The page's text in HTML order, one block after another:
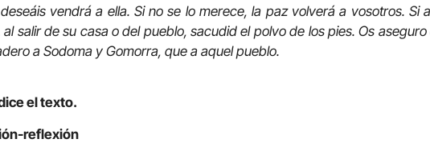
vendrá a ella. Si no se lo merece, la paz volverá a vosotros. Si
salir de su casa o del pueblo, sacudid el polvo de los pies. Os
a Sodoma y Gomorra, que a aquel pueblo.
el texto.
reflexión